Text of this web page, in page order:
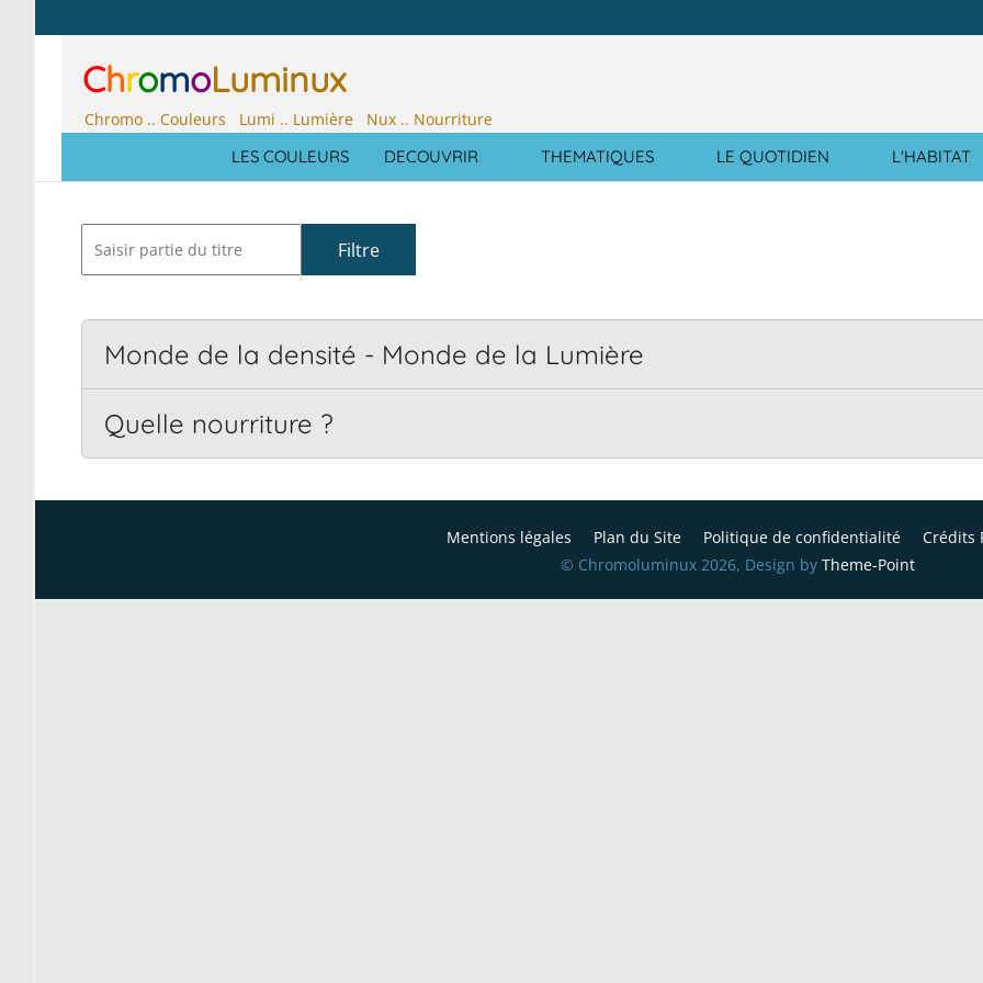
ChromoLuminux
Chromo .. Couleurs Lumi .. Lumière Nux .. Nourriture
LES COULEURS
DECOUVRIR THEMATIQUES LE QUOTIDIEN L'HABITAT
Filtre
Monde de la densité - Monde de la Lumière
Quelle nourriture ?
Mentions légales Plan du Site Politique de confidentialité
Crédits
© Chromoluminux 2026, Design by Theme-Point